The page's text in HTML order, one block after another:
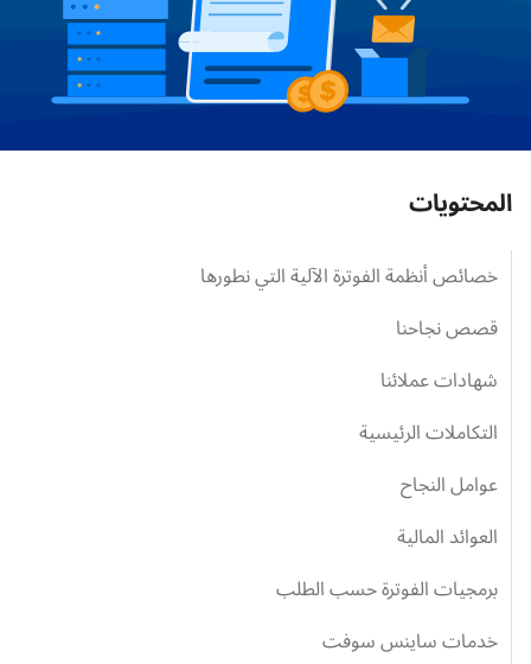
المحتويات
خصائص أنظمة الفوترة الآلية التي نطورها
قصص نجاحنا
شهادات عملائنا
التكاملات الرئيسية
عوامل النجاح
العوائد المالية
برمجيات الفوترة حسب الطلب
خدمات ساينس سوفت